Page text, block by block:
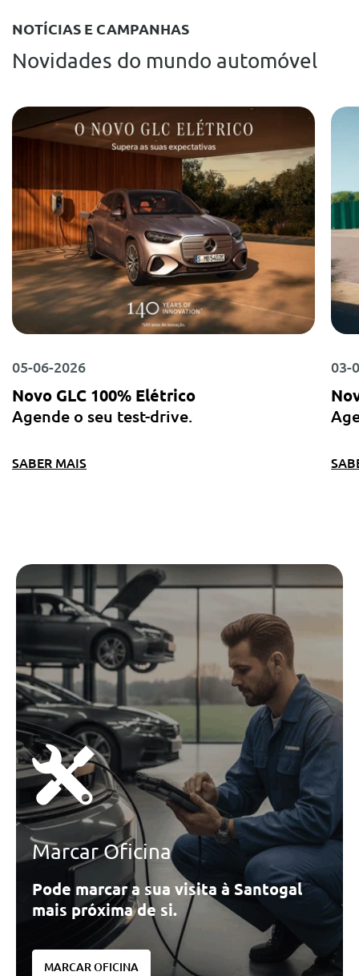
NOTÍCIAS E CAMPANHAS
Novidades do mundo automóvel
05-06-2026
Novo GLC 100% Elétrico
Agende o seu test-drive.
SABER MAIS
03-
Marcar Oficina
Pode marcar a sua visita à Santogal
mais próxima de si.
MARCAR OFICINA